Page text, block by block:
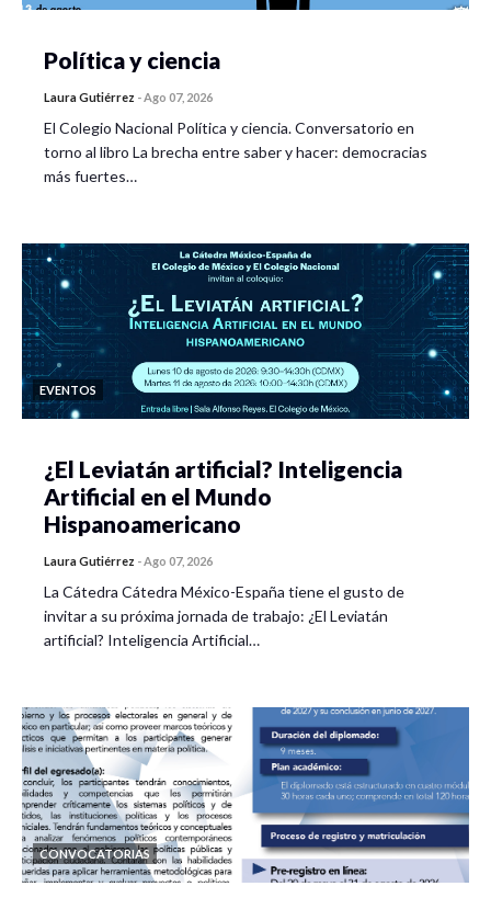
Política y ciencia
Laura Gutiérrez -Ago 07, 2026
El Colegio Nacional Política y ciencia. Conversatorio en
torno al libro La brecha entre saber y hacer: democracias
más fuertes…
EVENTOS
¿El Leviatán artificial? Inteligencia
Artificial en el Mundo
Hispanoamericano
Laura Gutiérrez -Ago 07, 2026
La Cátedra Cátedra México-España tiene el gusto de
invitar a su próxima jornada de trabajo: ¿El Leviatán
artificial? Inteligencia Artificial…
CONVOCATORIAS